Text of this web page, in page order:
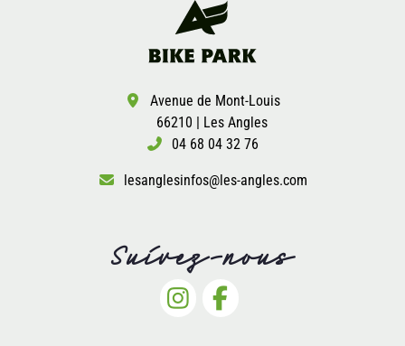
Avenue de Mont-Louis
66210 | Les Angles
04 68 04 32 76
lesanglesinfos@les-angles.com
Suivez-nous